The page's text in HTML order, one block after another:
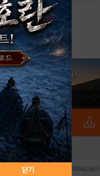
회원가입
닫기
전체앱
불법촬영물 신고센터 제휴광고문의